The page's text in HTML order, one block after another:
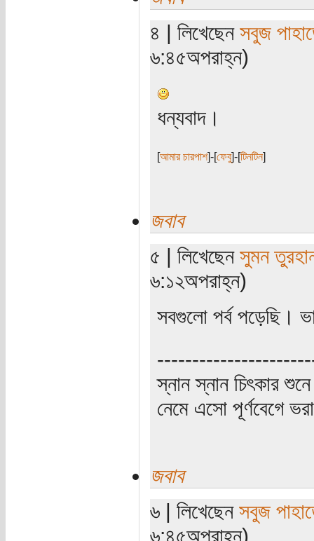
৪ | লিখেছেন সবুজ
৬:৪৫অপরাহ্ন)
ধন্যবাদ।
[আমার চারপাশ]-[ফেবু]-[টিনটিন]
জবাব
৫ | লিখেছেন সুমন
৬:১২অপরাহ্ন)
সবগুলো পর্ব পড়েছি।
স্নান স্নান চিৎকার
নেমে এসো পূর্ণবেগে
জবাব
৬ | লিখেছেন সবুজ
৬:৪৫অপরাহ্ন)